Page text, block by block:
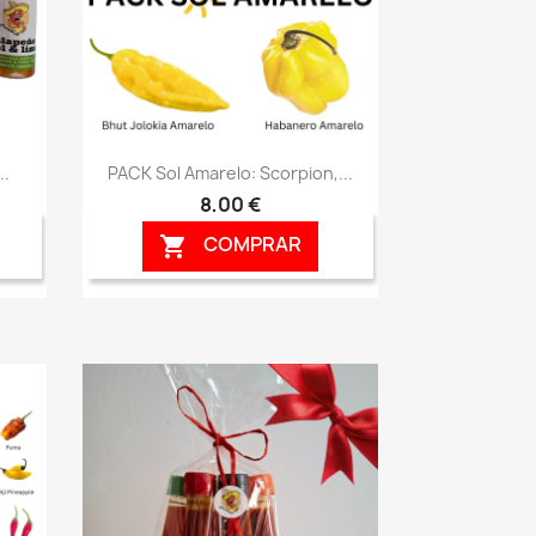
Vista rápida
PACK Sol Amarelo: Scorpion,...
8,00 €
 COMPRAR